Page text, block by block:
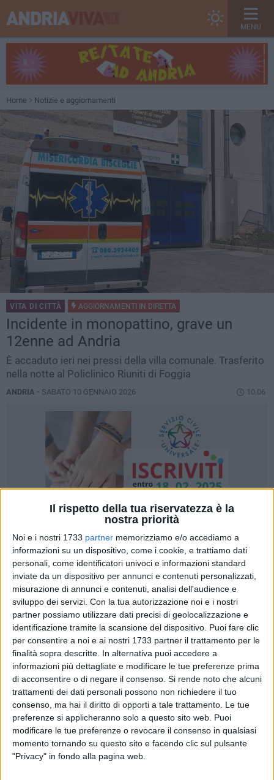
Il rispetto della tua riservatezza è la
nostra priorità
Noi e i nostri 1733 partner memorizziamo e/o accediamo a
informazioni su un dispositivo, come i cookie, e trattiamo dati
personali, come identificatori univoci e informazioni standard
inviate da un dispositivo per annunci e contenuti personalizzati,
misurazione di annunci e contenuti, analisi dell'audience e
sviluppo dei servizi. Con la tua autorizzazione noi e i nostri
partner possiamo utilizzare dati precisi di geolocalizzazione e
identificazione tramite la scansione del dispositivo. Puoi fare clic
per consentire a noi e ai nostri 1733 partner il trattamento per le
finalità sopra descritte. In alternativa puoi accedere a
informazioni più dettagliate e modificare le tue preferenze prima
di acconsentire o di negare il consenso. Si rende noto che alcuni
trattamenti dei dati personali possono non richiedere il tuo
consenso, ma hai il diritto di opporti a tale trattamento. Le tue
preferenze si applicheranno solo a questo sito web. Puoi
modificare le tue preferenze o revocare il consenso in qualsiasi
momento tornando su questo sito e facendo clic sul pulsante
"Privacy" in fondo alla pagina web.
MENU
Home Notizie e aggiornamenti
VITA DI CITTÀ AGGIORNAMENTI IN DIRETTA
Incidente in monopattino, grave un
12enne ad Andria
È accaduto ieri nei pressi della villa comunale. Trasferito
nella notte al Policlinico Riuniti di Foggia
ANDRIA - SABATO 10 GENNAIO 2026 10.06
79
È accaduto nel pomeriggio di ieri ad Andria. L'ennesimo
incidente in monopattino, coinvolto ancora un volta un
ragazzino. Il 12enne era a bordo del mezzo senza casco ed è
caduto. L'incidente è accaduto sul viale della passeggiata nei
pressi della villa comunale.
Immediato l'arrivo del 118 e la corsa in ospedale. I sanitari
gli hanno diagnosticato un trauma cranico e nella notte il
ragazzino è stato trasferito al Policlinico riuniti di Foggia dal